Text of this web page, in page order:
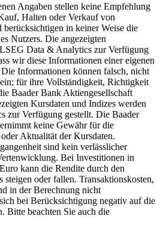
Angaben stellen keine Empfehlung
Halten oder Verkauf von
berücksichtigen in keiner Weise die
Nutzers. Die angezeigten
Data & Analytics zur Verfügung
wir diese Informationen einer eigenen
Informationen können falsch, nicht
für ihre Vollständigkeit, Richtigkeit
Baader Bank Aktiengesellschaft
Kursdaten und Indizes werden
zur Verfügung gestellt. Die Baader
keine Gewähr für die
Aktualität der Kursdaten.
sind kein verlässlicher
Bei Investitionen in
kann die Rendite durch den
steigen oder fallen. Transaktionskosten,
in der Berechnung nicht
bei Berücksichtigung negativ auf die
Bitte beachten Sie auch die